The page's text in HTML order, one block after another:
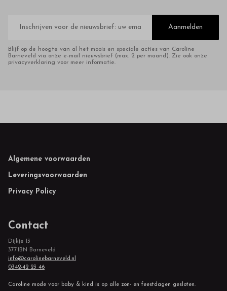
mailadres
Aanmelden
Blijf op de hoogte van al het moois en speciale acties van Caroline
Barneveld via onze e-mail nieuwsbrief (max. 2 per maand). Zie ook onze
privacyverklaring voor meer informatie.
Footer
Algemene voorwaarden
Leveringsvoorwaarden
Privacy Policy
Contact
Dijkje 13
3771BN Barneveld
info@carolinebarneveld.nl
0342-42 23 46
Caroline mode voor baby & kind is op alle zon- en feestdagen gesloten.